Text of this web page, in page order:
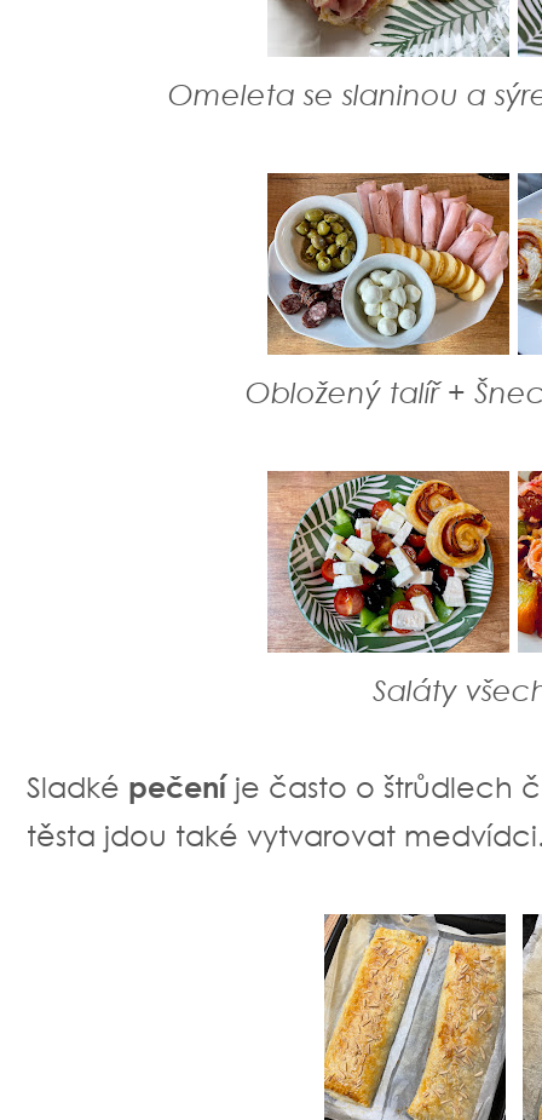
Omeleta se slaninou a
Obložený talíř +
Saláty
Sladké pečeníje často o štrůdlech
těsta jdou také vytvarovat